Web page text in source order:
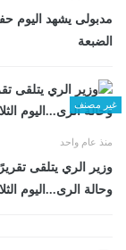
مدبولى يشهد اليوم
الضبعة
غير مصنف
منذ عام واحد
وزير الري يتلقى
وحالة الرى...اليوم الثلاثاء، 15 أبريل 2025 09:42 صـ